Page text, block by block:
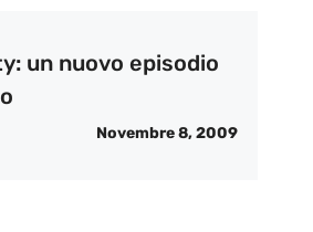
un nuovo episodio
Novembre 8, 2009